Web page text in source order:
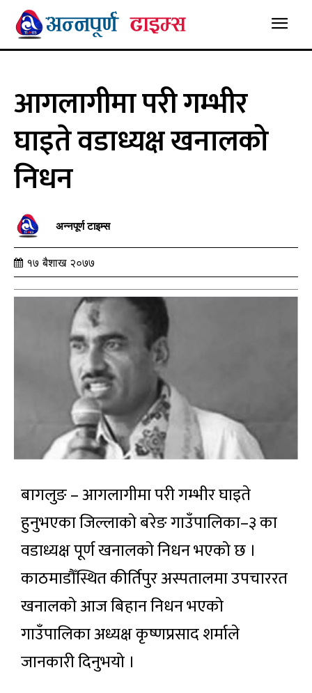
आगलागीमा परी गम्भीर
घाइते वडाध्यक्ष खनालको
निधन
अन्नपूर्ण टाइम्स
१७ बैशाख २०७७
बागलुङ – आगलागीमा परी गम्भीर घाइते
हुनुभएका जिल्लाको बरेङ गाउँपालिका–३ का
वडाध्यक्ष पूर्ण खनालको निधन भएको छ ।
काठमाडौँस्थित कीर्तिपुर अस्पतालमा उपचाररत
खनालको आज बिहान निधन भएको
गाउँपालिका अध्यक्ष कृष्णप्रसाद शर्माले
जानकारी दिनुभयो ।